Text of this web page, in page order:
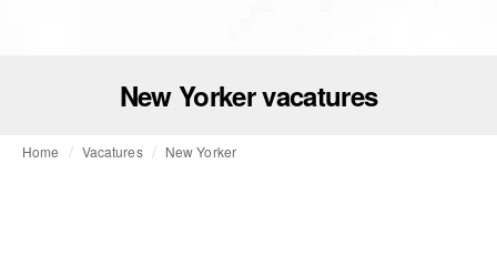
New Yorker vacatures
Home Vacatures New Yorker